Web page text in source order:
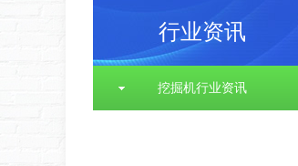
行业资讯
挖掘机行业资讯